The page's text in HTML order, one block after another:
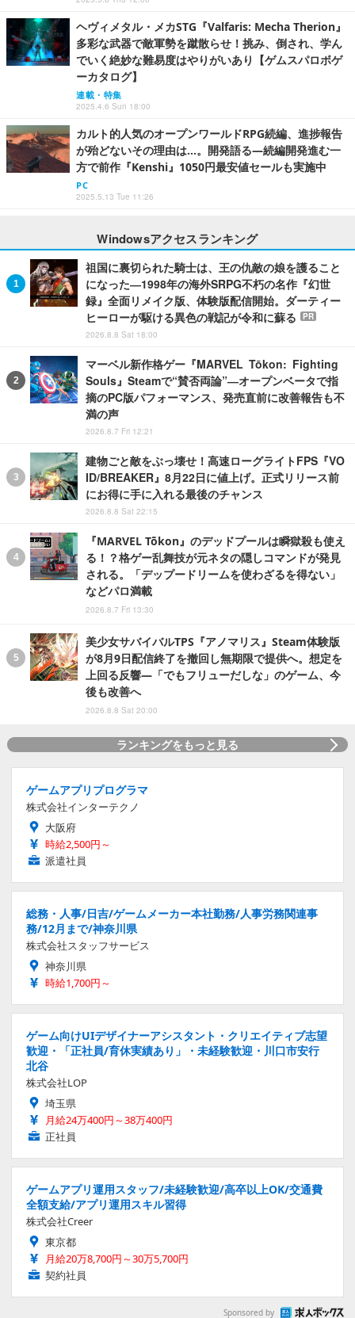
ヘヴィメタル・メカSTG『Valfaris: Mecha Therion』
多彩な武器で敵軍勢を蹴散らせ！挑み、倒され、学ん
でいく絶妙な難易度はやりがいあり【ゲムスパロボゲ
ーカタログ】
連載・特集
2025.4.6 Sun 18:00
カルト的人気のオープンワールドRPG続編、進捗報告
が殆どないその理由は…。開発語る―続編開発進む一
方で前作『Kenshi』1050円最安値セールも実施中
PC
2025.5.13 Tue 11:26
Windowsアクセスランキング
祖国に裏切られた騎士は、王の仇敵の娘を護ること
になった―1998年の海外SRPG不朽の名作『幻世
録』全面リメイク版、体験版配信開始。ダーティー
ヒーローが駆ける異色の戦記が令和に蘇る
PR
2026.8.8 Sat 18:00
マーベル新作格ゲー『MARVEL Tōkon: Fighting
Souls』Steamで“賛否両論”―オープンベータで指
摘のPC版パフォーマンス、発売直前に改善報告も不
満の声
2026.8.7 Fri 12:21
建物ごと敵をぶっ壊せ！高速ローグライトFPS『VO
ID/BREAKER』8月22日に値上げ。正式リリース前
にお得に手に入れる最後のチャンス
2026.8.8 Sat 22:15
『MARVEL Tōkon』のデッドプールは瞬獄殺も使え
る！？格ゲー乱舞技が元ネタの隠しコマンドが発見
される。「デップードリームを使わざるを得ない」
などパロ満載
2026.8.7 Fri 13:30
美少女サバイバルTPS『アノマリス』Steam体験版
が8月9日配信終了を撤回し無期限で提供へ。想定を
上回る反響―「でもフリューだしな」のゲーム、今
後も改善へ
2026.8.8 Sat 20:00
ランキングをもっと見る
ゲームアプリプログラマ
株式会社インターテクノ
大阪府
時給2,500円～
派遣社員
総務・人事/日吉/ゲームメーカー本社勤務/人事労務関連事
務/12月まで/神奈川県
株式会社スタッフサービス
神奈川県
時給1,700円～
ゲーム向けUIデザイナーアシスタント・クリエイティブ志望
歓迎・「正社員/育休実績あり」・未経験歓迎・川口市安行
北谷
株式会社LOP
埼玉県
月給24万400円～38万400円
正社員
ゲームアプリ運用スタッフ/未経験歓迎/高卒以上OK/交通費
全額支給/アプリ運用スキル習得
株式会社Creer
東京都
月給20万8,700円～30万5,700円
契約社員
Sponsored by